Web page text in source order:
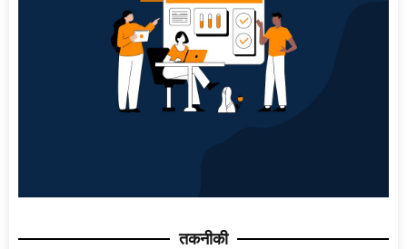
तकनीकी